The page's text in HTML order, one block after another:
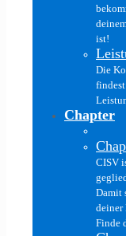
ist!
Die
Chapter
CISV
Damit
deiner
Finde